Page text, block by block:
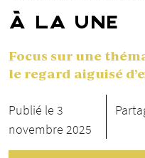
À LA UNE
Focus sur une
le regard aiguisé
Publié le 3
novembre 2025